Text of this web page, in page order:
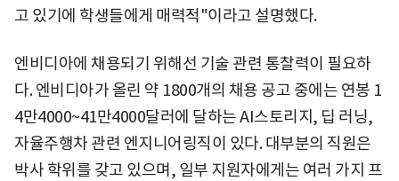
고 있기에 학생들에게 매력적"이라고 설명했다.
엔비디아에 채용되기 위해선 기술 관련 통찰력이 필요하
다. 엔비디아가 올린 약 1800개의 채용 공고 중에는 연봉 1
4만4000~41만4000달러에 달하는 AI스토리지, 딥 러닝,
자율주행차 관련 엔지니어링직이 있다. 대부분의 직원은
박사 학위를 갖고 있으며, 일부 지원자에게는 여러 가지 프